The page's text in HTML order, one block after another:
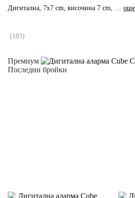
Премиум
Последни бройки
Дигитална, 7x7 cm, височина 7 cm, … още
(183)